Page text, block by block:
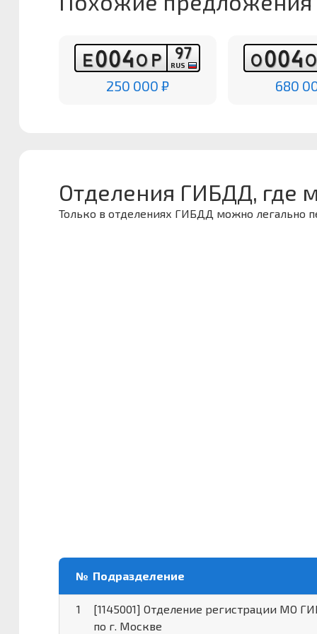
Е004О Р 97
RUS
250 000 ₽
О004О
680
Отделения ГИБДД, где
Только в отделениях ГИБДД можно легально
№ Подразделение
1
[1145001] Отделение регистрации МО
по г. Москве